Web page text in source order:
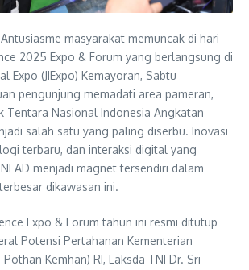
Antusiasme masyarakat memuncak di hari
2025 Expo & Forum yang berlangsung di
Expo (JIExpo) Kemayoran, Sabtu
pengunjung memadati area pameran,
Tentara Nasional Indonesia Angkatan
salah satu yang paling diserbu. Inovasi
terbaru, dan interaksi digital yang
AD menjadi magnet tersendiri dalam
dikawasan ini.
Expo & Forum tahun ini resmi ditutup
Potensi Pertahanan Kementerian
Kemhan) RI, Laksda TNI Dr. Sri